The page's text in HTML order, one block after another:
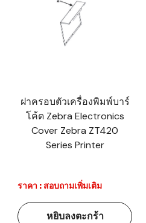
ฝาครอบตัวเครื่องพิมพ์บาร์
โค้ด Zebra Electronics
Cover Zebra ZT420
Series Printer
ราคา : สอบถามเพิ่มเติม
หยิบลงตะกร้า